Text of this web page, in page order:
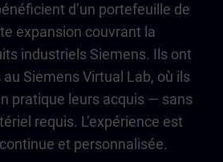
d’un portefeuille de
expansion couvrant la
industriels Siemens. Ils ont
Siemens Virtual Lab, où ils
pratique leurs acquis — sans
requis. L’expérience est
et personnalisée.